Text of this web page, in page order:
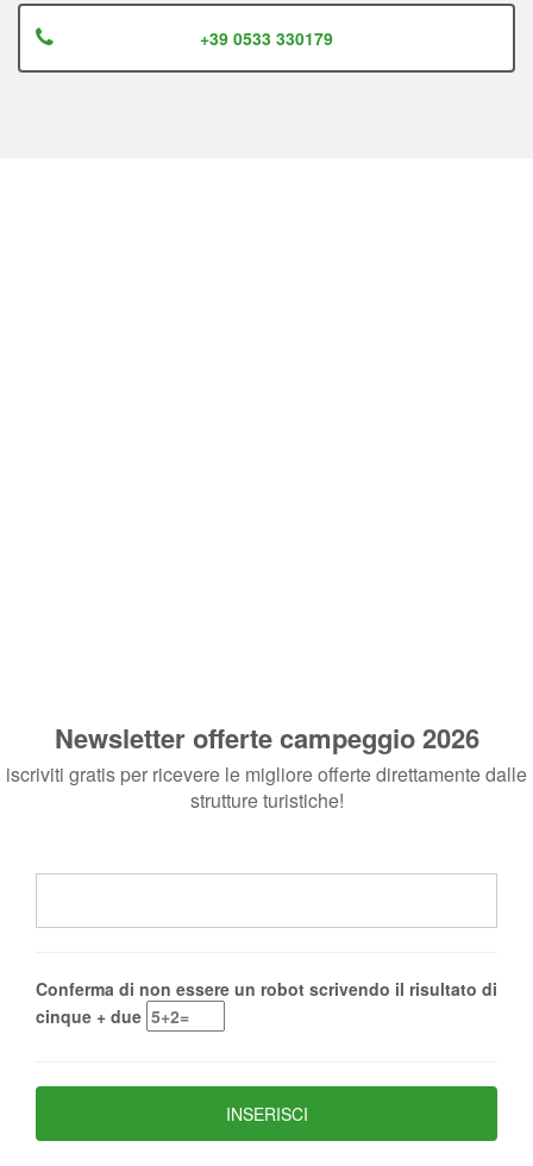
+39 0533 330179
Newsletter offerte campeggio 2026
iscriviti gratis per ricevere le migliore offerte direttamente dalle
strutture turistiche!
Conferma di non essere un robot scrivendo il risultato di
cinque + due